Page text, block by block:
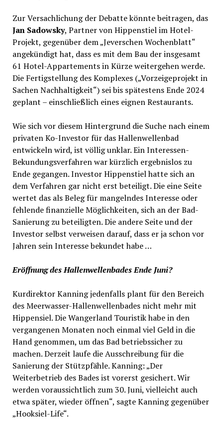
Zur Versachlichung der Debatte könnte beitragen, das
Jan Sadowsky, Partner von Hippenstiel im Hotel-
Projekt, gegenüber dem „Jeverschen Wochenblatt“
angekündigt hat, dass es mit dem Bau der insgesamt
61 Hotel-Appartements in Kürze weitergehen werde.
Die Fertigstellung des Komplexes („Vorzeigeprojekt in
Sachen Nachhaltigkeit“) sei bis spätestens Ende 2024
geplant – einschließlich eines eignen Restaurants.
Wie sich vor diesem Hintergrund die Suche nach einem
privaten Ko-Investor für das Hallenwellenbad
entwickeln wird, ist völlig unklar. Ein Interessen-
Bekundungsverfahren war kürzlich ergebnislos zu
Ende gegangen. Investor Hippenstiel hatte sich an
dem Verfahren gar nicht erst beteiligt. Die eine Seite
wertet das als Beleg für mangelndes Interesse oder
fehlende finanzielle Möglichkeiten, sich an der Bad-
Sanierung zu beteiligten. Die andere Seite und der
Investor selbst verweisen darauf, dass er ja schon vor
Jahren sein Interesse bekundet habe …
Eröffnung des Hallenwellenbades Ende Juni?
Kurdirektor Kanning jedenfalls plant für den Bereich
des Meerwasser-Hallenwellenbades nicht mehr mit
Hippensiel. Die Wangerland Touristik habe in den
vergangenen Monaten noch einmal viel Geld in die
Hand genommen, um das Bad betriebssicher zu
machen. Derzeit laufe die Ausschreibung für die
Sanierung der Stützpfähle. Kanning: „Der
Weiterbetrieb des Bades ist vorerst gesichert. Wir
werden voraussichtlich zum 30. Juni, vielleicht auch
etwa später, wieder öffnen“, sagte Kanning gegenüber
„Hooksiel-Life“.